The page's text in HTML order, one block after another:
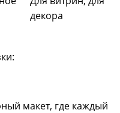
декора
макет, где каждый